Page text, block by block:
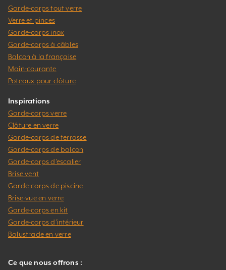
Garde-corps tout verre
Verre et pinces
Garde-corps inox
Garde-corps à câbles
Balcon à la française
Main-courante
Poteaux pour clôture
Inspirations
Garde-corps verre
Clôture en verre
Garde-corps de terrasse
Garde-corps de balcon
Garde-corps d’escalier
Brise vent
Garde-corps de piscine
Brise-vue en verre
Garde-corps en kit
Garde-corps d’intérieur
Balustrade en verre
Ce que nous offrons :